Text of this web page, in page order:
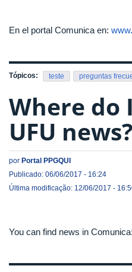
En el portal Comunica en:
Tópicos: teste preguntas
Where do
UFU news?
por Portal PPGQUI
Publicado: 06/06/2017 - 16:24
Última modificação: 12/06/2017 -
You can find news in Comunica: